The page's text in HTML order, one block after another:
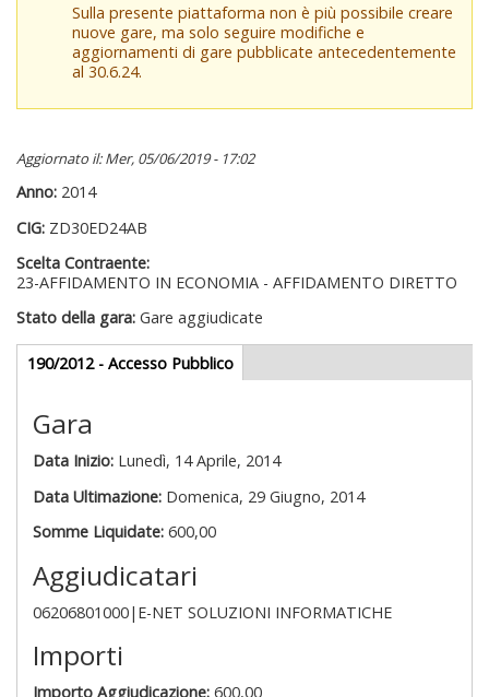
Sulla presente piattaforma non è più possibile creare
nuove gare, ma solo seguire modifiche e
aggiornamenti di gare pubblicate antecedentemente
al 30.6.24.
Aggiornato il: Mer, 05/06/2019 - 17:02
Anno: 2014
CIG: ZD30ED24AB
Scelta Contraente:
23-AFFIDAMENTO IN ECONOMIA - AFFIDAMENTO DIRETTO
Stato della gara: Gare aggiudicate
Gare appalti
190/2012 - Accesso Pubblico(scheda
attiva)
Gara
Data Inizio: Lunedì, 14 Aprile, 2014
Data Ultimazione: Domenica, 29 Giugno, 2014
Somme Liquidate:600,00
Aggiudicatari
06206801000|E-NET SOLUZIONI INFORMATICHE
Importi
Importo Aggiudicazione:600,00